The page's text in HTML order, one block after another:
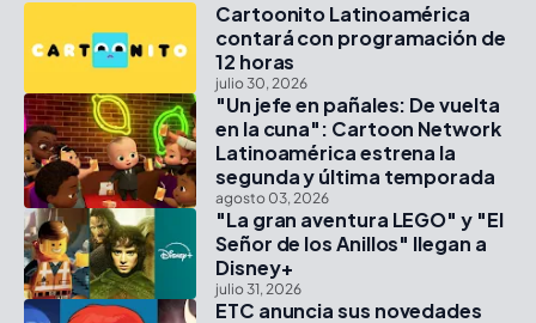
Cartoonito Latinoamérica
contará con programación de
12 horas
julio 30, 2026
"Un jefe en pañales: De vuelta
en la cuna": Cartoon Network
Latinoamérica estrena la
segunda y última temporada
agosto 03, 2026
"La gran aventura LEGO" y "El
Señor de los Anillos" llegan a
Disney+
julio 31, 2026
ETC anuncia sus novedades